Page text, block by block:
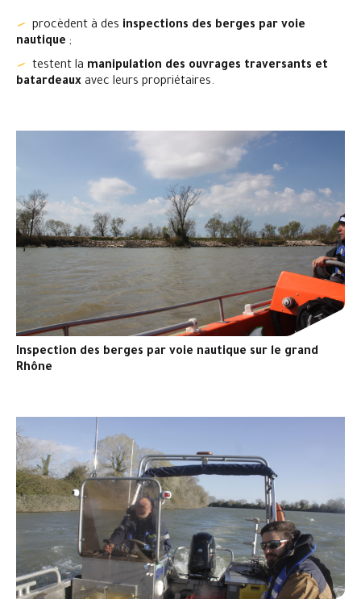
procèdent à des inspections des berges par voie
nautique ;
testent la manipulation des ouvrages traversants et
batardeaux avec leurs propriétaires.
Inspection des berges par voie nautique sur le grand
Rhône